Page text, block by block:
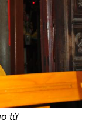
từ